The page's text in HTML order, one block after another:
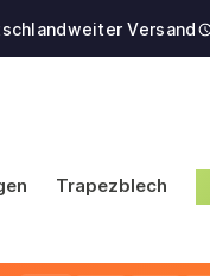
Versand
Trapezblech